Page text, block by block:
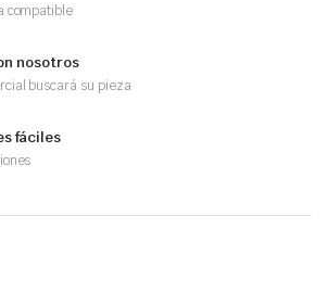
compatible
nosotros
buscará su pieza
fáciles